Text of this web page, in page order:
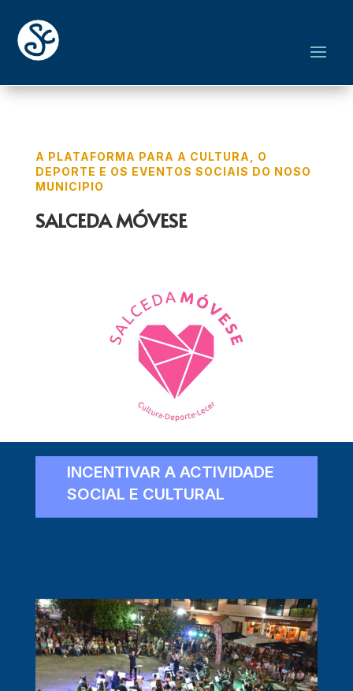
A PLATAFORMA PARA A CULTURA, O
DEPORTE E OS EVENTOS SOCIAIS DO NOSO
MUNICIPIO
SALCEDA MÓVESE
INCENTIVAR A ACTIVIDADE
SOCIAL E CULTURAL